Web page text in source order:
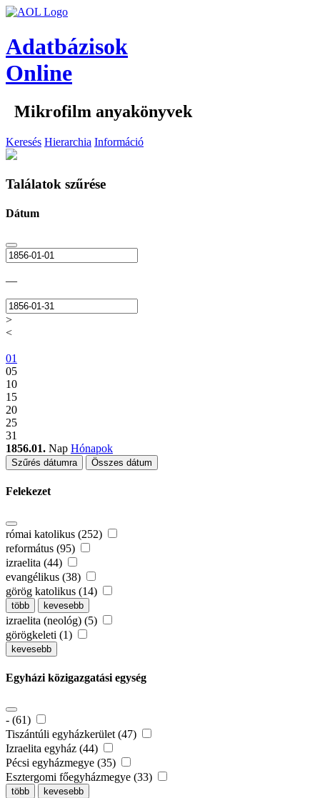
Adatbázisok
Online
Mikrofilm anyakönyvek
Keresés Hierarchia Információ
Találatok szűrése
Dátum
—
>
<
01
05
10
15
20
25
31
1856.01. Nap Hónapok
Szűrés dátumra Összes dátum
Felekezet
római katolikus (252)
református (95)
izraelita (44)
evangélikus (38)
görög katolikus (14)
több kevesebb
izraelita (neológ) (5)
görögkeleti (1)
kevesebb
Egyházi közigazgatási egység
- (61)
Tiszántúli egyházkerület (47)
Izraelita egyház (44)
Pécsi egyházmegye (35)
Esztergomi főegyházmegye (33)
több kevesebb